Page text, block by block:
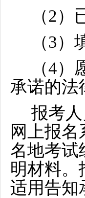
（2）
（3
（4
承诺的法
报考
网上报
名地考试
明材料。
适用告知